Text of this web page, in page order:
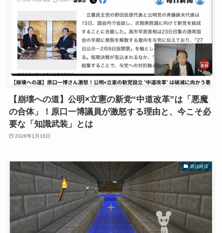
【崩壊への道】公明×立憲の新党“中道改革”は「悪魔
の合体」！原口一博議員が激怒する理由と、今こそ必
要な「知識武装」とは
2026年1月16日
政治経済